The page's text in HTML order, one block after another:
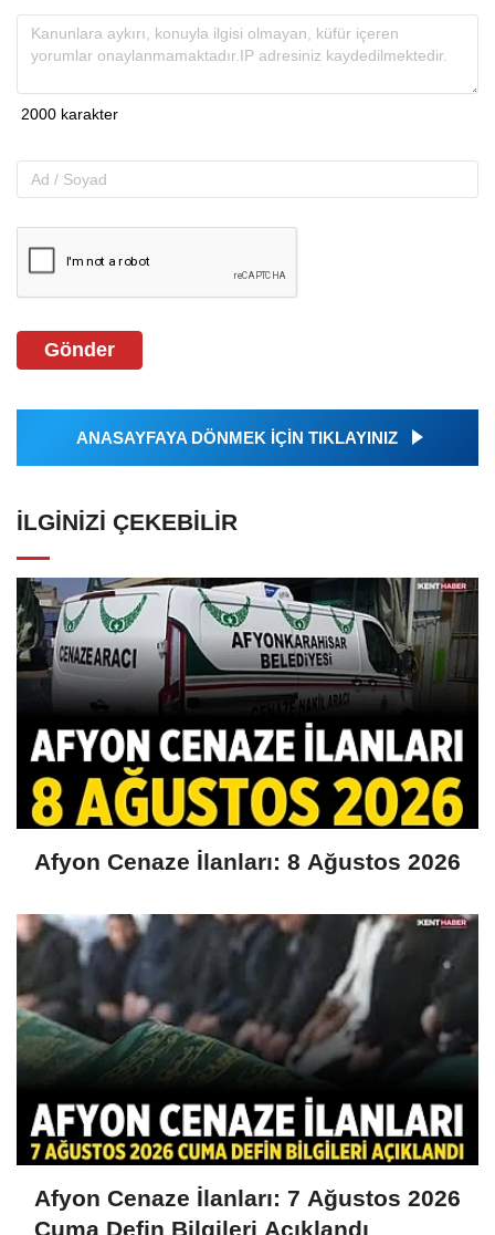
Gönder
ANASAYFAYA DÖNMEK İÇİN TIKLAYINIZ
İLGINIZI ÇEKEBILIR
Afyon Cenaze İlanları: 8 Ağustos 2026
Afyon Cenaze İlanları: 7 Ağustos 2026
Cuma Defin Bilgileri Açıklandı